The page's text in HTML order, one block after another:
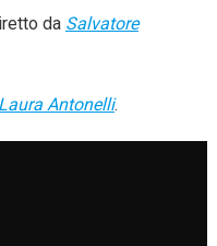
da Salvatore
Laura Antonelli.